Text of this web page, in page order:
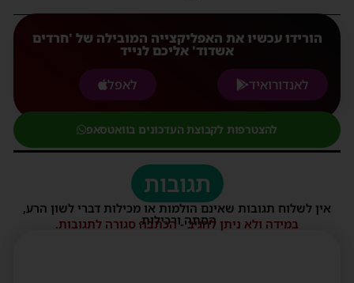
הורידו עכשיו את האפליקצייה המובילה של 'חרדים
אשדוד' אליכם לנייד
לאנדורואיד
לאפל
להצטרפות לקבוצת העדכונים בוואטסאפ
תגובות
אין לשלוח תגובות שאינם הולמות או מכילות דברי לשון הרע,
הסתה ורכילות.
במידה ולא ניתן להגיב - הכתבה סגורה לתגובות.